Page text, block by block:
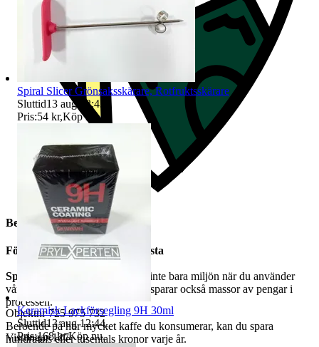
Beskrivning
För er som kräver Absolut Bästa
Spara dina pengar:
Du sparar inte bara miljön när du använder
våra återanvändbara kapslar, du sparar också massor av pengar i
processen.
Beroende på hur mycket kaffe du konsumerar, kan du spara
hundratals eller tusentals kronor varje år.
Objektnr 725 975 732
Visningar 127
Spiral Slicer Grönsaksskärare, Rotfruktsskärare
Sluttid13 aug 12:43
Pris:54 kr,Köp nu.
Keramisk Lackförsegling 9H 30ml
Sluttid13 aug 12:44.
Pris:168 kr,Köp nu.